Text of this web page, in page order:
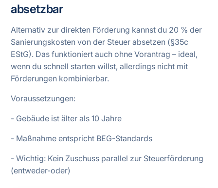
absetzbar
Alternativ zur direkten Förderung kannst du 20 % der
Sanierungskosten von der Steuer absetzen (§35c
EStG). Das funktioniert auch ohne Vorantrag – ideal,
wenn du schnell starten willst, allerdings nicht mit
Förderungen kombinierbar.
Voraussetzungen:
- Gebäude ist älter als 10 Jahre
- Maßnahme entspricht BEG-Standards
- Wichtig: Kein Zuschuss parallel zur Steuerförderung
(entweder-oder)